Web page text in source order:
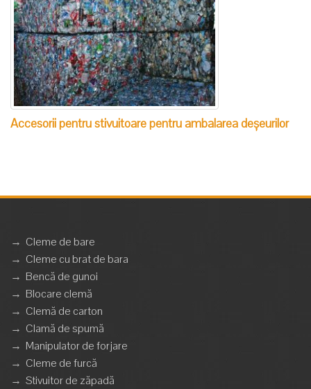
Accesorii pentru stivuitoare pentru ambalarea deșeurilor
→ Cleme de bare
→ Cleme cu brat de bara
→ Bencă de gunoi
→ Blocare clemă
→ Clemă de carton
→ Clamă de spumă
→ Manipulator de forjare
→ Cleme de furcă
→ Stivuitor de zăpadă